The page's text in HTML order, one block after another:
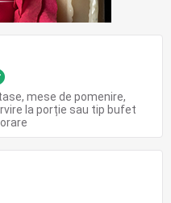
mese de pomenire,
la porție sau tip bufet